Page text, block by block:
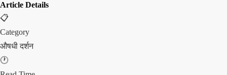
Article Details
📋
Category
औषधी दर्शन
🕐